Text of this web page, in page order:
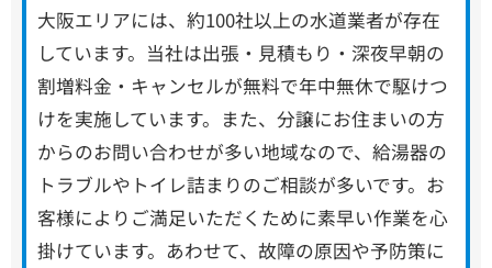
大阪エリアには、約100社以上の水道業者が存在
しています。当社は出張・見積もり・深夜早朝の
割増料金・キャンセルが無料で年中無休で駆けつ
けを実施しています。また、分譲にお住まいの方
からのお問い合わせが多い地域なので、給湯器の
トラブルやトイレ詰まりのご相談が多いです。お
客様によりご満足いただくために素早い作業を心
掛けています。あわせて、故障の原因や予防策に